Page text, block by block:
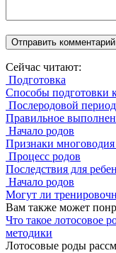
Сейчас читают:
Подготовка
Способы подготовки
Послеродовой период
Правильное
Начало родов
Признаки
Процесс родов
Последствия для
Начало родов
Могут ли
Вам также может
Что такое лотосовое
методики
Лотосовые роды